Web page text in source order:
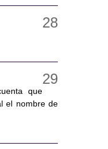
que
el nombre de